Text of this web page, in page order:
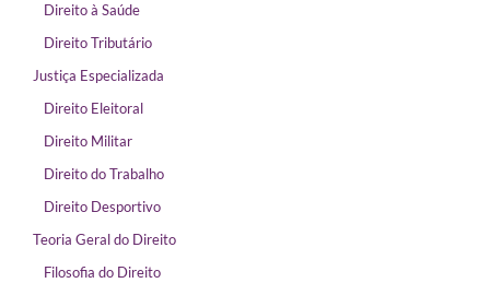
Direito à Saúde
Direito Tributário
Justiça Especializada
Direito Eleitoral
Direito Militar
Direito do Trabalho
Direito Desportivo
Teoria Geral do Direito
Filosofia do Direito